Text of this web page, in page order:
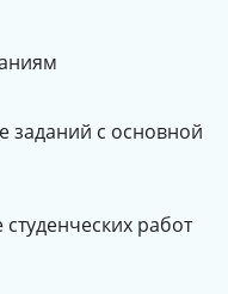
заданий с основной
работ